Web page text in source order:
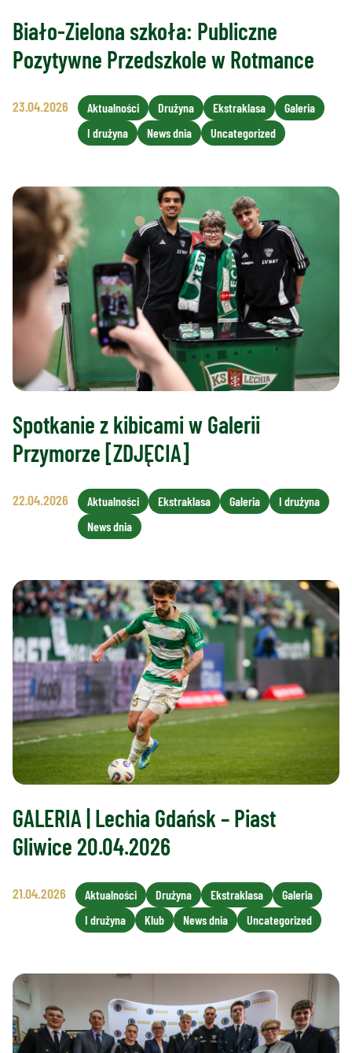
Biało-Zielona szkoła: Publiczne
Pozytywne Przedszkole w Rotmance
23.04.2026 Aktualności Drużyna Ekstraklasa
Galeria
I drużyna
News dnia Uncategorized
Spotkanie z kibicami w Galerii
Przymorze [ZDJĘCIA]
22.04.2026 Aktualności Ekstraklasa Galeria
I drużyna
News dnia
GALERIA | Lechia Gdańsk – Piast
Gliwice 20.04.2026
21.04.2026 Aktualności Drużyna Ekstraklasa
Galeria
I drużyna
Klub News dnia Uncategorized